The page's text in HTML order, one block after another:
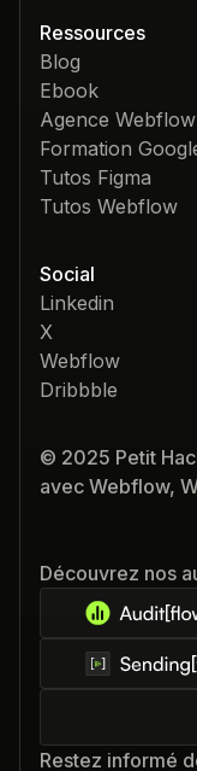
Ressources
Blog
Ebook
Agence Webflow
Formation
Tutos Figma
Tutos Webflow
Social
Linkedin
X
Webflow
Dribbble
Découvrez nos
Restez informé
© 2025 Petit
avec Webflow,